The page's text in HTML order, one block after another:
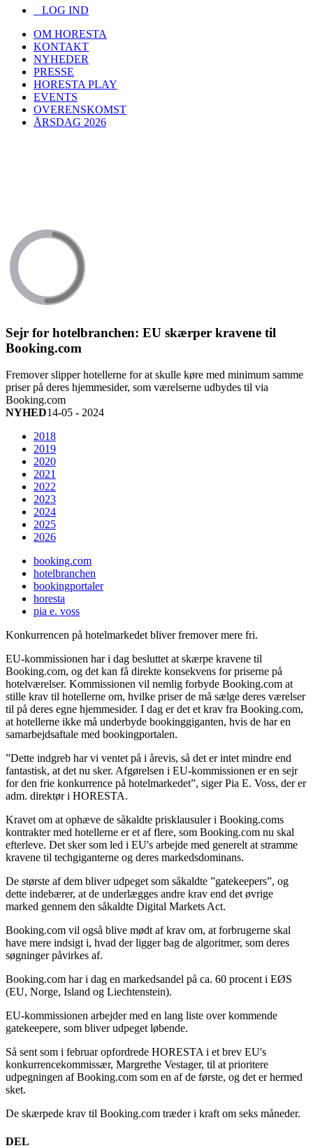
LOG IND
OM HORESTA
KONTAKT
NYHEDER
PRESSE
HORESTA PLAY
EVENTS
OVERENSKOMST
ÅRSDAG 2026
Sejr for hotelbranchen: EU skærper kravene til
Booking.com
Fremover slipper hotellerne for at skulle køre med minimum samme
priser på deres hjemmesider, som værelserne udbydes til via
Booking.com
NYHED14-05 - 2024
2018
2019
2020
2021
2022
2023
2024
2025
2026
booking.com
hotelbranchen
bookingportaler
horesta
pia e. voss
Konkurrencen på hotelmarkedet bliver fremover mere fri.
EU-kommissionen har i dag besluttet at skærpe kravene til
Booking.com, og det kan få direkte konsekvens for priserne på
hotelværelser. Kommissionen vil nemlig forbyde Booking.com at
stille krav til hotellerne om, hvilke priser de må sælge deres værelser
til på deres egne hjemmesider. I dag er det et krav fra Booking.com,
at hotellerne ikke må underbyde bookinggiganten, hvis de har en
samarbejdsaftale med bookingportalen.
”Dette indgreb har vi ventet på i årevis, så det er intet mindre end
fantastisk, at det nu sker. Afgørelsen i EU-kommissionen er en sejr
for den frie konkurrence på hotelmarkedet”, siger Pia E. Voss, der er
adm. direktør i HORESTA.
Kravet om at ophæve de såkaldte prisklausuler i Booking.coms
kontrakter med hotellerne er et af flere, som Booking.com nu skal
efterleve. Det sker som led i EU's arbejde med generelt at stramme
kravene til techgiganterne og deres markedsdominans.
De største af dem bliver udpeget som såkaldte ”gatekeepers”, og
dette indebærer, at de underlægges andre krav end det øvrige
marked gennem den såkaldte Digital Markets Act.
Booking.com vil også blive mødt af krav om, at forbrugerne skal
have mere indsigt i, hvad der ligger bag de algoritmer, som deres
søgninger påvirkes af.
Booking.com har i dag en markedsandel på ca. 60 procent i EØS
(EU, Norge, Island og Liechtenstein).
EU-kommissionen arbejder med en lang liste over kommende
gatekeepere, som bliver udpeget løbende.
Så sent som i februar opfordrede HORESTA i et brev EU's
konkurrencekommissær, Margrethe Vestager, til at prioritere
udpegningen af Booking.com som en af de første, og det er hermed
sket.
De skærpede krav til Booking.com træder i kraft om seks måneder.
DEL